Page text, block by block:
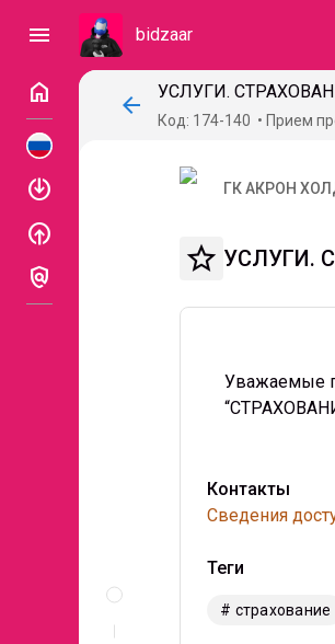
menu bidzaar
home
enable
enable
policy
arrow_back
УСЛУГИ.
Код: 174-140 Прием
ГК АКРОН
star_border УСЛУГИ.
Уважаемые
Контакты
Сведения
Теги
# страхование